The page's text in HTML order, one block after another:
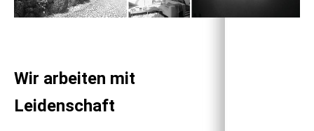
Wir arbeiten mit
Leiden­schaft